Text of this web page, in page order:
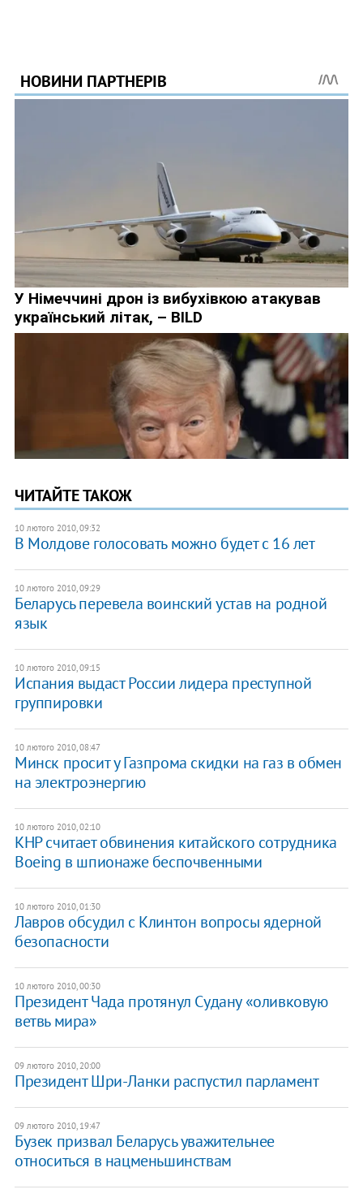
ЧИТАЙТЕ ТАКОЖ
10 лютого 2010, 09:32
В Молдове голосовать можно будет с 16 лет
10 лютого 2010, 09:29
Беларусь перевела воинский устав на родной
язык
10 лютого 2010, 09:15
Испания выдаст России лидера преступной
группировки
10 лютого 2010, 08:47
Минск просит у Газпрома скидки на газ в обмен
на электроэнергию
10 лютого 2010, 02:10
КНР считает обвинения китайского сотрудника
Boeing в шпионаже беспочвенными
10 лютого 2010, 01:30
Лавров обсудил с Клинтон вопросы ядерной
безопасности
10 лютого 2010, 00:30
Президент Чада протянул Судану «оливковую
ветвь мира»
09 лютого 2010, 20:00
Президент Шри-Ланки распустил парламент
09 лютого 2010, 19:47
Бузек призвал Беларусь уважительнее
относиться в нацменьшинствам